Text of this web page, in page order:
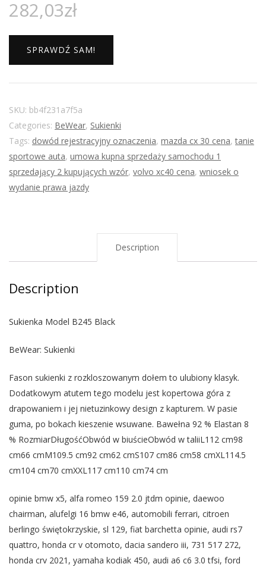
282,03zł
SPRAWDŹ SAM!
SKU: bb4f231a7f5a
Categories: BeWear, Sukienki
Tags: dowód rejestracyjny oznaczenia, mazda cx 30 cena,tanie
sportowe auta, umowa kupna sprzedaży samochodu 1
sprzedający 2 kupujących wzór, volvo xc40 cena, wniosek o
wydanie prawa jazdy
Description
Description
Sukienka Model B245 Black
BeWear: Sukienki
Fason sukienki z rozkloszowanym dołem to ulubiony klasyk.
Dodatkowym atutem tego modelu jest kopertowa góra z
drapowaniem i jej nietuzinkowy design z kapturem. W pasie
guma, po bokach kieszenie wsuwane. Bawełna 92 % Elastan 8
% RozmiarDługośćObwód w biuścieObwód w taliiL112 cm98
cm66 cmM109.5 cm92 cm62 cmS107 cm86 cm58 cmXL114.5
cm104 cm70 cmXXL117 cm110 cm74 cm
opinie bmw x5, alfa romeo 159 2.0 jtdm opinie, daewoo
chairman, alufelgi 16 bmw e46, automobili ferrari, citroen
berlingo świętokrzyskie, sl 129, fiat barchetta opinie, audi rs7
quattro, honda cr v otomoto, dacia sandero iii, 731 517 272,
honda crv 2021, yamaha kodiak 450, audi a6 c6 3.0 tfsi, ford